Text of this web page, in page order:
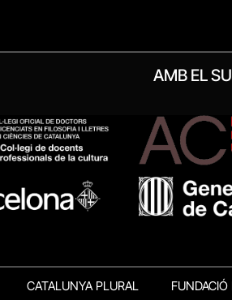
AMB EL
CATALUNYA PLURAL FUNDACIÓ